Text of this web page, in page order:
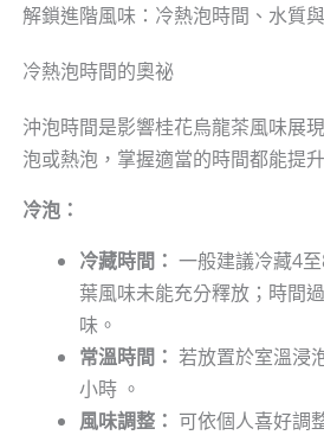
解鎖進階風味：冷熱泡時間、水質
冷熱泡時間的奧祕
沖泡時間是影響桂花烏龍茶風味展
泡或熱泡，掌握適當的時間都能提
冷泡：
冷藏時間： 一般建議冷藏4
葉風味未能充分釋放；時間
味。
常溫時間： 若放置於室溫浸
小時 。
風味調整： 可依個人喜好調